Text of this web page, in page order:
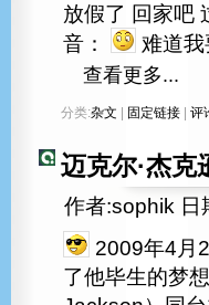
放假了 回家吧
音：
难道我
查看更多...
分类:杂文 固定链接 评
迈克尔·杰克
作者:sophik 日
2009年4月
了他毕生的梦